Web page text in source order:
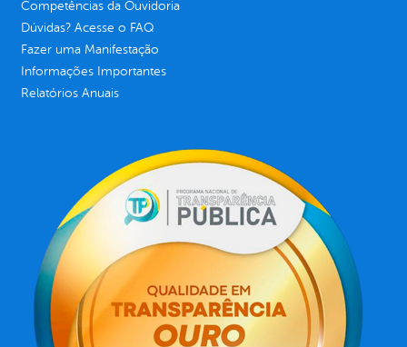
Competências da Ouvidoria
Dúvidas? Acesse o FAQ
Fazer uma Manifestação
Informações Importantes
Relatórios Anuais